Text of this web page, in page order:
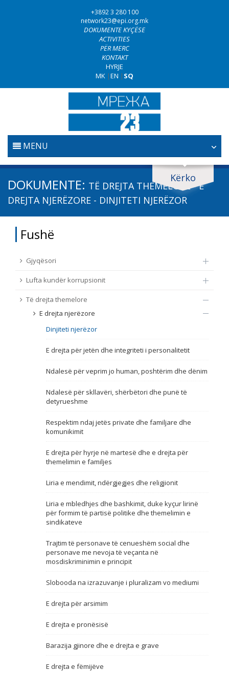
+3892 3 280 100
network23@epi.org.mk
DOKUMENTE KYÇËSE
ACTIVITIES
PËR MERC
KONTAKT
HYRJE
MK |EN | SQ
MENU
FILLESTARE
LUFTA KUNDËR KORRUPSIONIT
TË DREJTA THEMELORE
Kërko
Kërko dokumente
Kërko
Fushë / lëmi
Burim
DOKUMENTE: TË DREJTA THEMELORE - E
DREJTA NJERËZORE - DINJITETI NJERËZOR
Fushë
Gjyqësori
Lufta kundër korrupsionit
Të drejta themelore
E drejta njerëzore
Dinjiteti njerëzor
E drejta për jetën dhe integriteti i personalitetit
Ndalesë për veprim jo human, poshtërim dhe dënim
Ndalesë për skllavëri, shërbëtori dhe punë të
detyrueshme
Respektim ndaj jetës private dhe familjare dhe
komunikimit
E drejta për hyrje në martesë dhe e drejta për
themelimin e familjes
Liria e mendimit, ndërgjegjes dhe religjionit
Liria e mbledhjes dhe bashkimit, duke kyçur lirinë
për formim të partisë politike dhe themelimin e
sindikateve
Trajtim të personave të cenueshëm social dhe
personave me nevoja të veçanta në
mosdiskriminimin e principit
Slobooda na izrazuvanje i pluralizam vo mediumi
E drejta për arsimim
E drejta e pronësisë
Barazija gjinore dhe e drejta e grave
E drejta e fëmijëve